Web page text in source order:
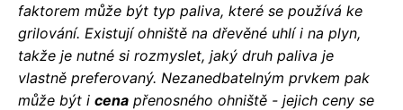
faktorem může být typ paliva, které se používá ke
grilování. Existují ohniště na dřevěné uhlí i na plyn,
takže je nutné si rozmyslet, jaký druh paliva je
vlastně preferovaný. Nezanedbatelným prvkem pak
může být i cena přenosného ohniště - jejich ceny se